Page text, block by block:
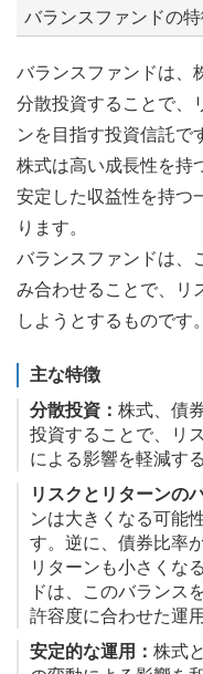
バランスファンドの
バランスファンドは、
分散投資することで、
ンを目指す投資信託で
株式は高い成長性を持
安定した収益性を持つ
ります。
バランスファンドは、
み合わせることで、リ
しようとするものです。
主な特徴
分散投資： 株式、債
投資することで、リ
による影響を軽減す
リスクとリターンの
ンは大きくなる可能
す。逆に、債券比率
リターンも小さくな
ドは、このバランス
許容度に合わせた運
安定的な運用： 株式